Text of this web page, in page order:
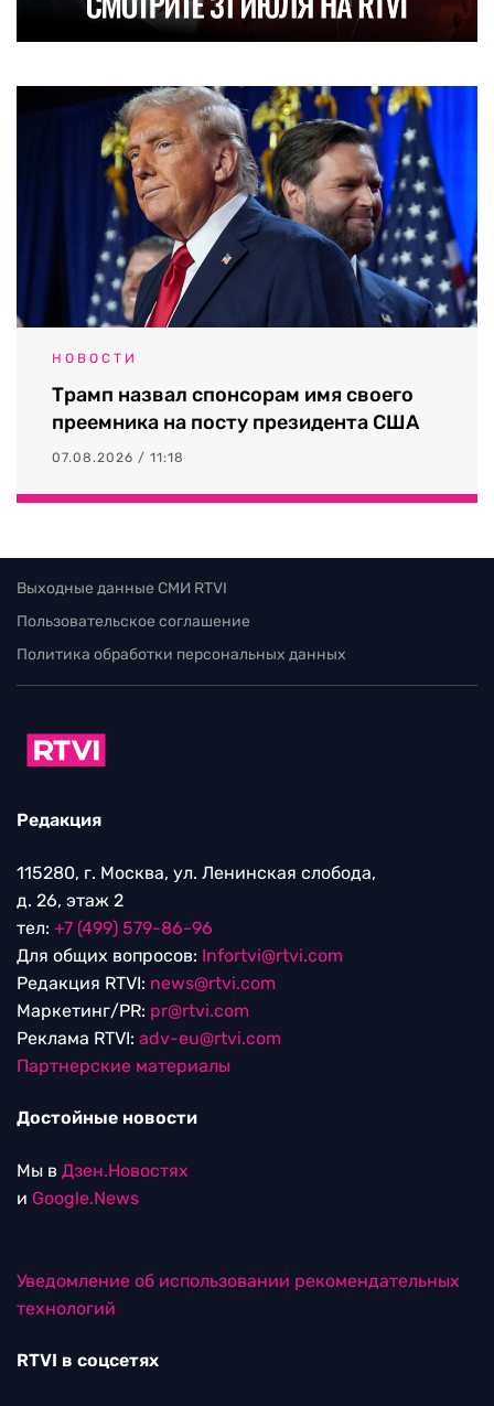
НОВОСТИ
Трамп назвал спонсорам имя своего
преемника на посту президента США
07.08.2026 / 11:18
Выходные данные СМИ RTVI
Пользовательское соглашение
Политика обработки персональных данных
Редакция
115280, г. Москва, ул. Ленинская слобода,
д. 26, этаж 2
тел: +7 (499) 579-86-96
Для общих вопросов: Infortvi@rtvi.com
Редакция RTVI: news@rtvi.com
Маркетинг/PR: pr@rtvi.com
Реклама RTVI: adv-eu@rtvi.com
Партнерские материалы
Достойные новости
Мы в Дзен.Новостях
и Google.News
Уведомление об использовании рекомендательных
технологий
RTVI в соцсетях